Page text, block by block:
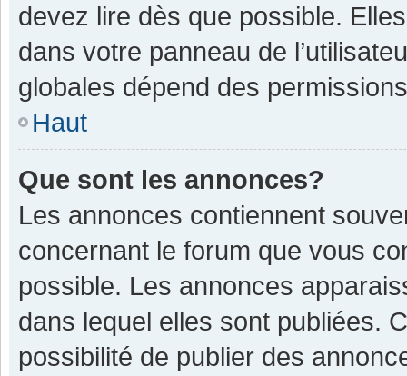
devez lire dès que possible.
dans votre panneau de
globales dépend des
Haut
Que sont les annonces?
Les annonces contiennent
concernant le forum que vous
possible. Les annonces
dans lequel elles sont publiées.
possibilité de publier des